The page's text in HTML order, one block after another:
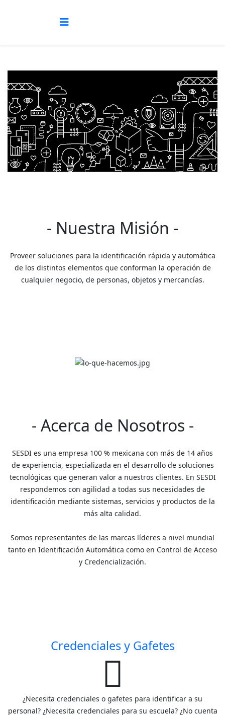
- Nuestra Misión -
Proveer soluciones para la identificación rápida y automática
de los distintos elementos que conforman la operación de
cualquier negocio, de personas, objetos y mercancías.
- Acerca de Nosotros -
SESDI es una empresa 100 % mexicana con más de 14 años
de experiencia, especializada en el desarrollo de soluciones
tecnológicas que generan valor a nuestros clientes. En SESDI
respondemos con agilidad a todas sus necesidades de
identificación mediante sistemas, servicios y productos de la
más alta calidad.
Somos representantes de las marcas líderes a nivel mundial
tanto en Identificación Automática como en Control de Acceso
y Credencialización.
Credenciales y Gafetes
¿Necesita credenciales o gafetes para identificar a su
personal? ¿Necesita credenciales para su escuela? ¿No cuenta